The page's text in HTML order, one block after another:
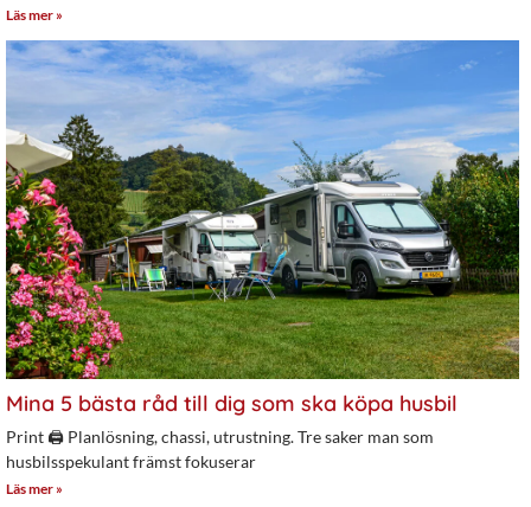
Läs mer »
Mina 5 bästa råd till dig som ska köpa husbil
Print 🖨 Planlösning, chassi, utrustning. Tre saker man som
husbilsspekulant främst fokuserar
Läs mer »